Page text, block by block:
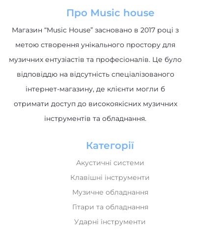
метою створення унікального простору для
музичних ентузіастів та професіоналів. Це було
відповіддю на відсутність спеціалізованого
інтернет-магазину, де клієнти могли б
отримати доступ до високоякісних музичних
інструментів та обладнання.
Категорії
Клавішні інструменти
Музичне обладнання
Гітари та обладнання
Ударні інструменти
DJ обладнання
Духові інструменти